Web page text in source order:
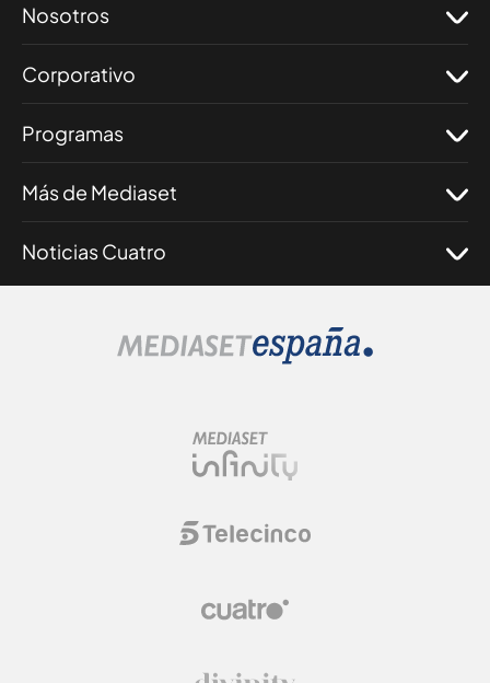
Nosotros
Corporativo
Programas
Más de Mediaset
Noticias Cuatro